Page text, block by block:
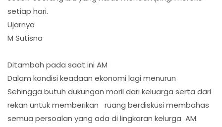
setiap hari.
Ujarnya
M Sutisna
Ditambah pada saat ini AM
Dalam kondisi keadaan ekonomi lagi menurun
Sehingga butuh dukungan moril dari keluarga serta dari
rekan untuk memberikan ruang berdiskusi membahas
semua persoalan yang ada di lingkaran kelurga AM.